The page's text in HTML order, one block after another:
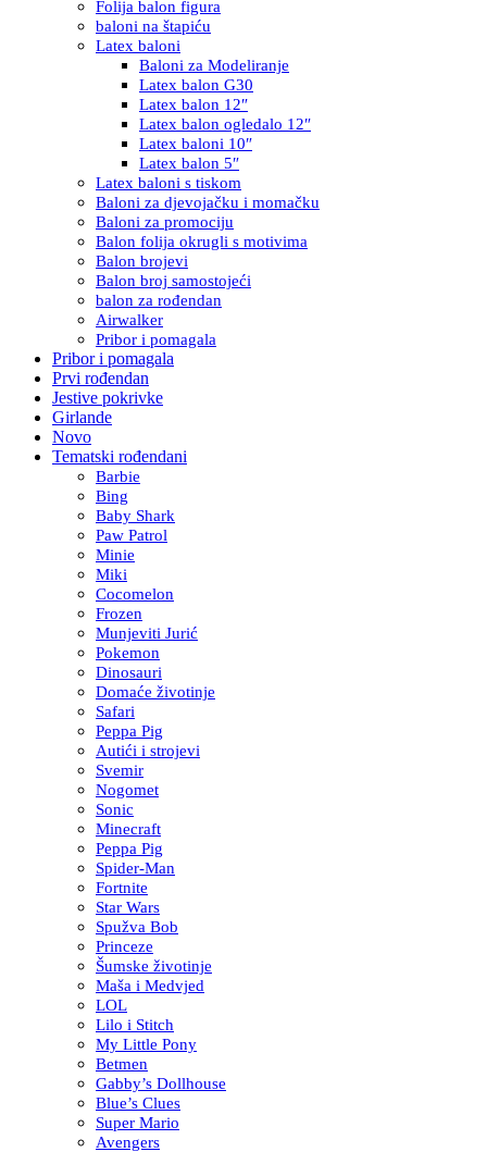
Folija balon figura
baloni na štapiću
Latex baloni
Baloni za Modeliranje
Latex balon G30
Latex balon 12″
Latex balon ogledalo 12″
Latex baloni 10″
Latex balon 5″
Latex baloni s tiskom
Baloni za djevojačku i momačku
Baloni za promociju
Balon folija okrugli s motivima
Balon brojevi
Balon broj samostojeći
balon za rođendan
Airwalker
Pribor i pomagala
Pribor i pomagala
Prvi rođendan
Jestive pokrivke
Girlande
Novo
Tematski rođendani
Barbie
Bing
Baby Shark
Paw Patrol
Minie
Miki
Cocomelon
Frozen
Munjeviti Jurić
Pokemon
Dinosauri
Domaće životinje
Safari
Peppa Pig
Autići i strojevi
Svemir
Nogomet
Sonic
Minecraft
Peppa Pig
Spider-Man
Fortnite
Star Wars
Spužva Bob
Princeze
Šumske životinje
Maša i Medvjed
LOL
Lilo i Stitch
My Little Pony
Betmen
Gabby’s Dollhouse
Blue’s Clues
Super Mario
Avengers